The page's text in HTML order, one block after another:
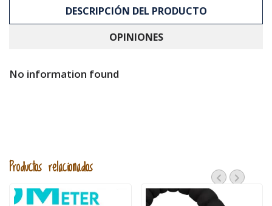
DESCRIPCIÓN DEL PRODUCTO
OPINIONES
No information found
Productos relacionados